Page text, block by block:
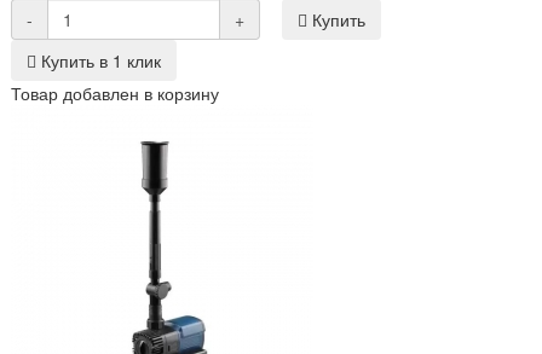
-
+
Купить
Купить в 1 клик
Товар добавлен в корзину